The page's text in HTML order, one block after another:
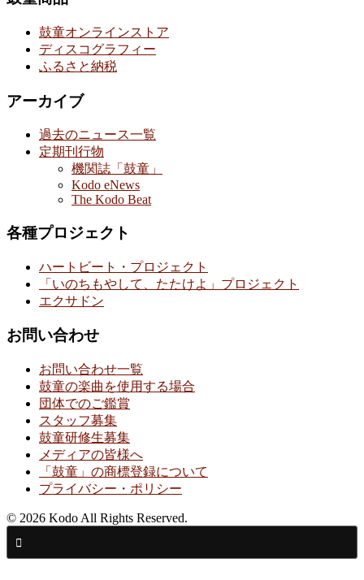
鼓童オンラインストア
ディスコグラフィー
ふるさと納税
アーカイブ
過去のニュース一覧
定期刊行物
機関誌「鼓童」
Kodo eNews
The Kodo Beat
各種プロジェクト
ハートビート・プロジェクト
「いのちもやして、たたけよ」プロジェクト
エクサドン
お問い合わせ
お問い合わせ一覧
鼓童の楽曲を使用する場合
団体でのご鑑賞
スタッフ募集
鼓童研修生募集
メディアの皆様へ
「鼓童」の商標登録について
プライバシー・ポリシー
© 2026 Kodo All Rights Reserved.